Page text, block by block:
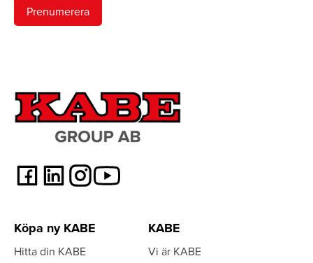
Köpa ny KABE
Hitta din KABE
KABE
Vi är KABE